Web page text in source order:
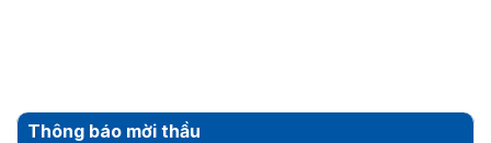
Thông báo mời thầu